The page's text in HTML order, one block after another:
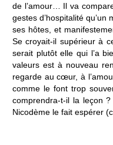
de l’amour… Il va
gestes d’hospitalité
ses hôtes, et
Se croyait-il supérieur à
serait plutôt elle qui l’a
valeurs est à nouveau
regarde au cœur, à
comme le font trop
comprendra-t-il la leçon
Nicodème le fait espérer